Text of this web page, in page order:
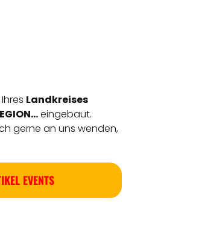
Landkreises
eingebaut.
gerne an uns wenden,
EVENTS